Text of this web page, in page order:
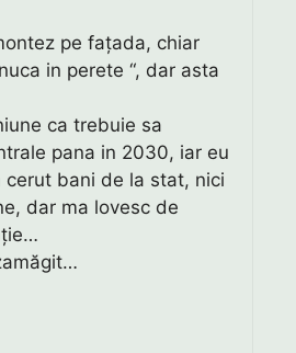
pe fațada, chiar
in perete “, dar asta
ca trebuie sa
pana in 2030, iar eu
cerut bani de la stat, nici
dar ma lovesc de